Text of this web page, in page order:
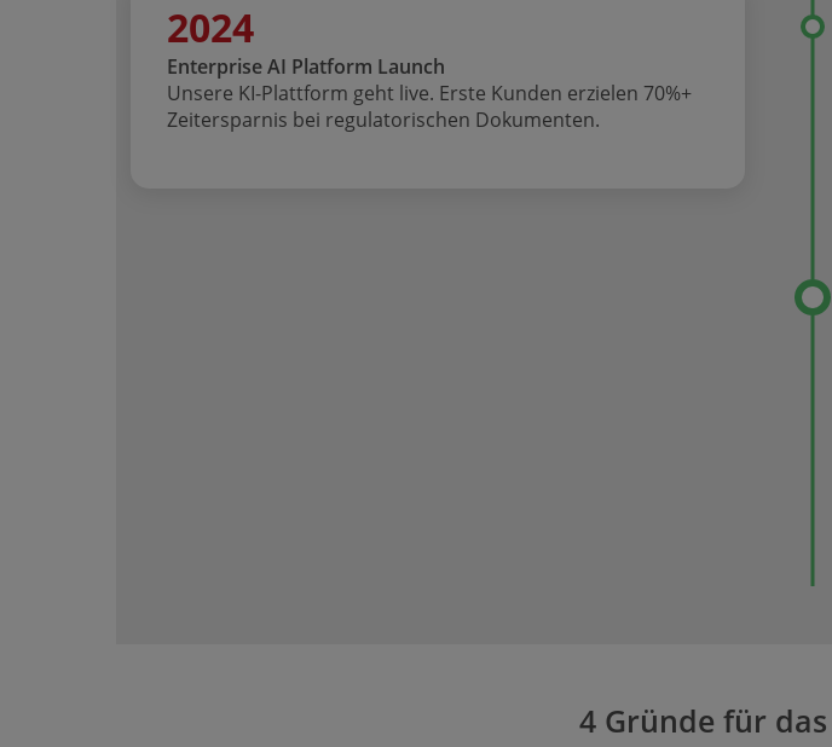
2024
Enterprise AI Platform Launch
Unsere KI-Plattform geht live. Erste Kunden erzielen 70%+
Zeitersparnis bei regulatorischen Dokumenten.
4 Gründe für